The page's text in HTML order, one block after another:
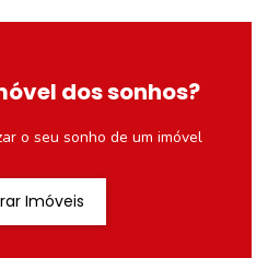
dos sonhos?
o seu sonho de um imóvel
Imóveis